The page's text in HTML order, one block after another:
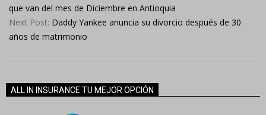
04
que van del mes de Diciembre en Antioquia
Next Post: Daddy Yankee anuncia su divorcio después de 30
años de matrimonio
ALL IN INSURANCE TU MEJOR OPCIÓN